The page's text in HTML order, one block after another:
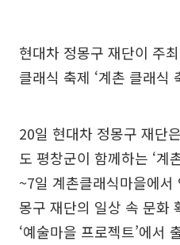
현대차 정몽구 재단이 주
클래식 축제 ‘계촌 클래식
20일 현대차 정몽구 재단
도 평창군이 함께하는 ‘계
~7일 계촌클래식마을에
몽구 재단의 일상 속 문화
‘예술마을 프로젝트’에서